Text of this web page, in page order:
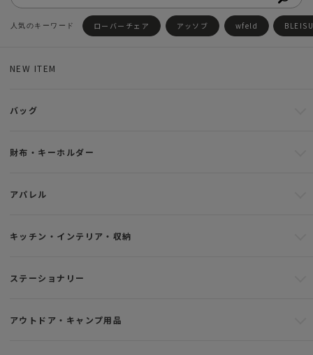
ローバーチェア アッソブ wfeld
NEW ITEM
バッグ
財布・キーホルダー
アパレル
キッチン・インテリア・収納
ステーショナリー
アウトドア・キャンプ用品